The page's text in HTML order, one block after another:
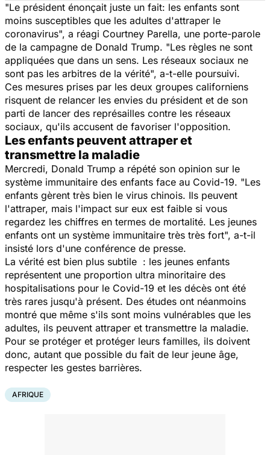
"Le président énonçait juste un fait: les enfants sont
moins susceptibles que les adultes d'attraper le
coronavirus", a réagi Courtney Parella, une porte-parole
de la campagne de Donald Trump. "Les règles ne sont
appliquées que dans un sens. Les réseaux sociaux ne
sont pas les arbitres de la vérité", a-t-elle poursuivi.
Ces mesures prises par les deux groupes californiens
risquent de relancer les envies du président et de son
parti de lancer des représailles contre les réseaux
sociaux, qu'ils accusent de favoriser l'opposition.
Les enfants peuvent attraper et
transmettre la maladie
Mercredi, Donald Trump a répété son opinion sur le
système immunitaire des enfants face au Covid-19. "Les
enfants gèrent très bien le virus chinois. Ils peuvent
l'attraper, mais l'impact sur eux est faible si vous
regardez les chiffres en termes de mortalité. Les jeunes
enfants ont un système immunitaire très très fort", a-t-il
insisté lors d'une conférence de presse.
La vérité est bien plus subtile : les jeunes enfants
représentent une proportion ultra minoritaire des
hospitalisations pour le Covid-19 et les décès ont été
très rares jusqu'à présent. Des études ont néanmoins
montré que même s'ils sont moins vulnérables que les
adultes, ils peuvent attraper et transmettre la maladie.
Pour se protéger et protéger leurs familles, ils doivent
donc, autant que possible du fait de leur jeune âge,
respecter les gestes barrières.
AFRIQUE